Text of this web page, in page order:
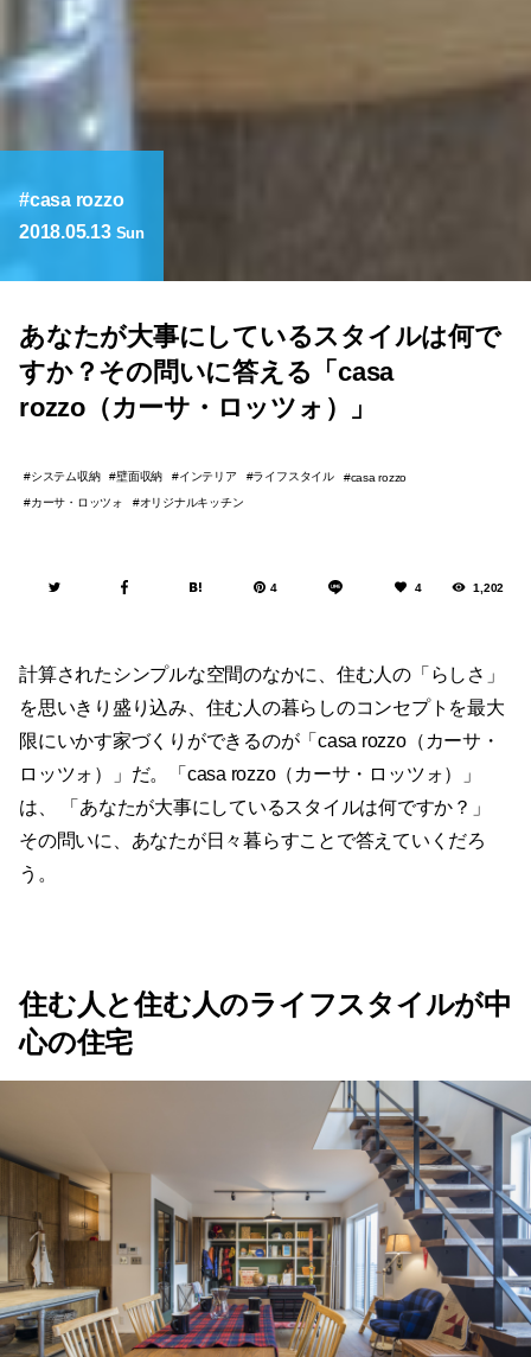
casa rozzo
2018.05.13 Sun
あなたが大事にしているスタイルは何で
すか？その問いに答える「casa
rozzo（カーサ・ロッツォ）」
システム収納 壁面収納 インテリア ライフスタイル
casa rozzo
カーサ・ロッツォ
オリジナルキッチン
4 4 1,202
計算されたシンプルな空間のなかに、住む人の「らしさ」
を思いきり盛り込み、住む人の暮らしのコンセプトを最大
限にいかす家づくりができるのが「casa rozzo（カーサ・
ロッツォ）」だ。「casa rozzo（カーサ・ロッツォ）」
は、 「あなたが大事にしているスタイルは何ですか？」
その問いに、あなたが日々暮らすことで答えていくだろ
う。
住む人と住む人のライフスタイルが中
心の住宅